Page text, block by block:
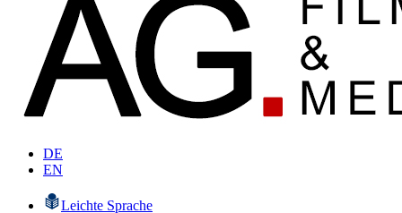
DE
EN
Leichte Sprache